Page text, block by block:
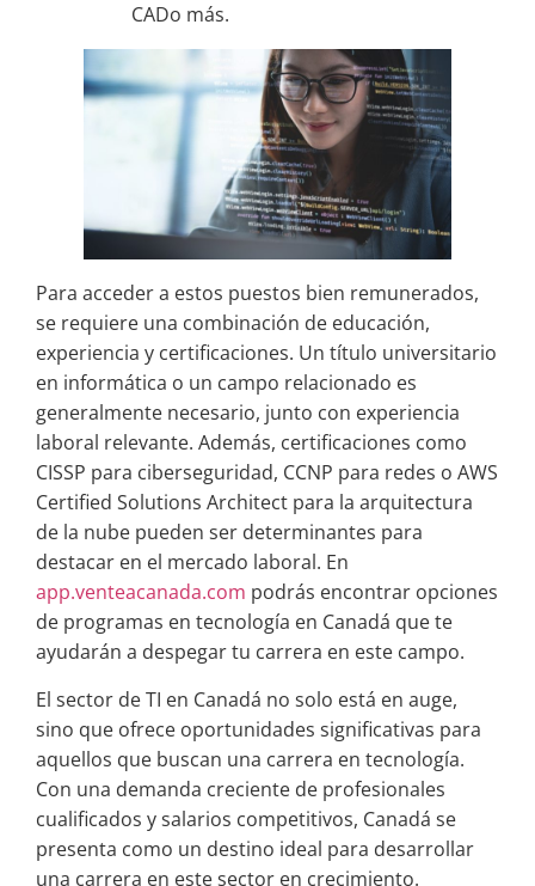
CADo más.
Para acceder a estos puestos bien remunerados,
se requiere una combinación de educación,
experiencia y certificaciones. Un título universitario
en informática o un campo relacionado es
generalmente necesario, junto con experiencia
laboral relevante. Además, certificaciones como
CISSP para ciberseguridad, CCNP para redes o AWS
Certified Solutions Architect para la arquitectura
de la nube pueden ser determinantes para
destacar en el mercado laboral. En
app.venteacanada.com podrás encontrar opciones
de programas en tecnología en Canadá que te
ayudarán a despegar tu carrera en este campo.
El sector de TI en Canadá no solo está en auge,
sino que ofrece oportunidades significativas para
aquellos que buscan una carrera en tecnología.
Con una demanda creciente de profesionales
cualificados y salarios competitivos, Canadá se
presenta como un destino ideal para desarrollar
una carrera en este sector en crecimiento.